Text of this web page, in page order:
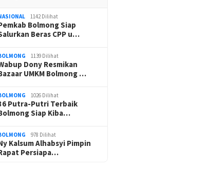
1142 Dilihat
Bolmong Siap
Beras CPP u…
1139 Dilihat
Dony Resmikan
UMKM Bolmong …
1026 Dilihat
Putra-Putri Terbaik
Siap Kiba…
978 Dilihat
Kalsum Alhabsyi Pimpin
Persiapa…